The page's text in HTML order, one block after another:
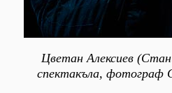
Цветан Алексиев
спектакъла,